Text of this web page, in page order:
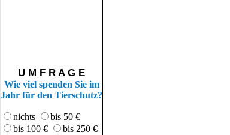
U M F R A G E
Wie viel spenden Sie im
Jahr für den Tierschutz?
nichts
bis 50 €
bis 100 €
bis 250 €